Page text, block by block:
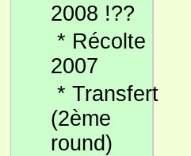
2008 !??
* Récolte
2007
* Transfert
(2ème
round)